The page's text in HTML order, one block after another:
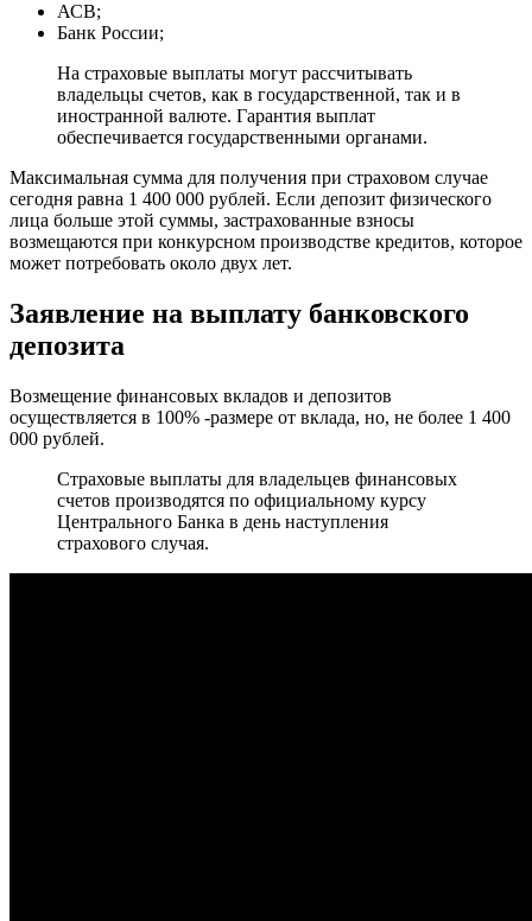
АСВ;
Банк России;
На страховые выплаты могут рассчитывать
владельцы счетов, как в государственной, так и в
иностранной валюте. Гарантия выплат
обеспечивается государственными органами.
Максимальная сумма для получения при страховом случае
сегодня равна 1 400 000 рублей. Если депозит физического
лица больше этой суммы, застрахованные взносы
возмещаются при конкурсном производстве кредитов, которое
может потребовать около двух лет.
Заявление на выплату банковского
депозита
Возмещение финансовых вкладов и депозитов
осуществляется в 100% -размере от вклада, но, не более 1 400
000 рублей.
Страховые выплаты для владельцев финансовых
счетов производятся по официальному курсу
Центрального Банка в день наступления
страхового случая.